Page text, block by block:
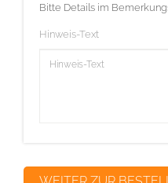
Bitte Details im
Hinweis-Text